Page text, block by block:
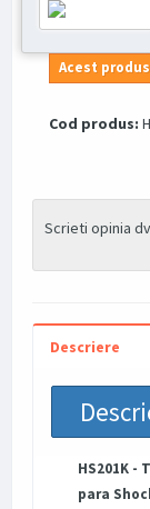
Acest
Cod produs:
Scrieti opinia
Descriere
HS201K
para